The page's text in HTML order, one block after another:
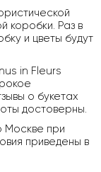
коробки. Раз в
и цветы будут
in Fleurs
о букетах
достоверны.
Москве при
приведены в